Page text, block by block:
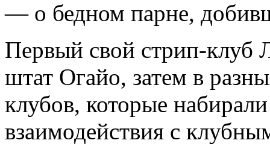
— о бедном парне,
Первый свой стрип-клуб
штат Огайо, затем в
клубов, которые
взаимодействия с